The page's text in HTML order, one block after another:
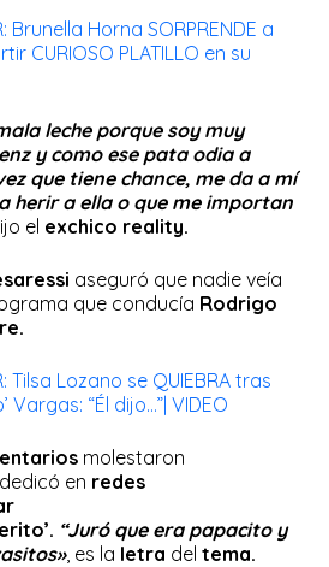
Brunella Horna SORPRENDE a
CURIOSO PLATILLO en su
leche porque soy muy
y como ese pata odia a
que tiene chance, me da a mí
herir a ella o que me importan
el exchico reality.
aseguró que nadie veía
que conducía Rodrigo
Tilsa Lozano se QUIEBRA tras
Vargas: “Él dijo…”| VIDEO
molestaron
en redes
“Juró que era papacito y
, es la letra deltema.